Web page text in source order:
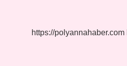
Yapar
https://polyannahaber.com